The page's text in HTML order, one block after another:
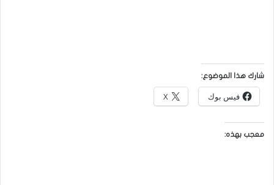
شارك هذا الموضوع:
فيس بوك X
معجب بهذه: